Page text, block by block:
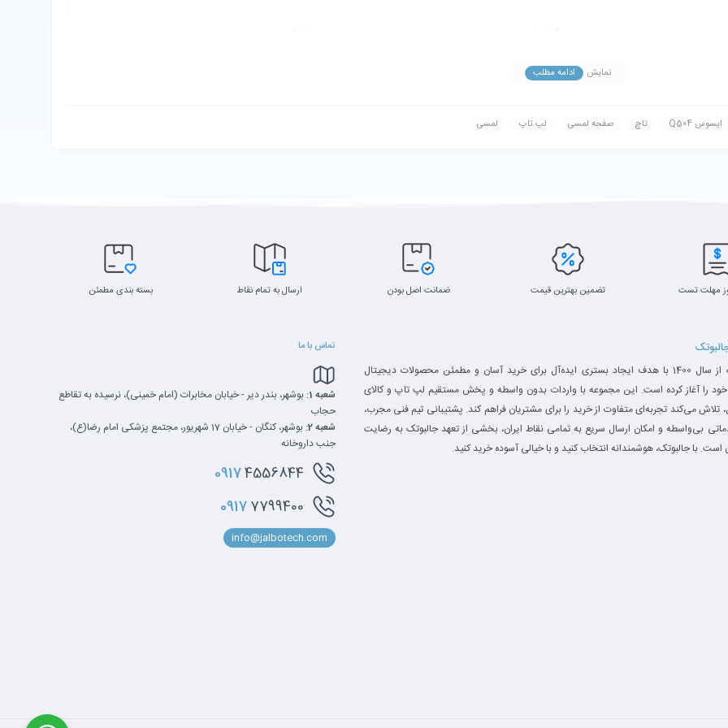
15.6″ Full HD (1920×1080) — نوع پنل بسته به SKU TN یا IPS
حدود 2.17 کیلوگرم
نمایش ادامه مطلب
ایسوس Q504 تاچ صفحه لمسی لپ تاپ لمسی
مهلت تست تضمین بهترین قیمت ضمانت اصل بودن ارسال به تمام نقاط بسته بندی مطمئن
جالبوتک از سال 1400 با هدف ایجاد بستری ایده‌آل برای خرید آسان و مطمئن محصولات دیجیتال
را آغاز کرده است. این مجموعه با واردات بدون واسطه و پخش مستقیم لپ تاپ و کالای
تلاش می‌کند تجربه‌ای متفاوت از خرید را برای مشتریان فراهم کند. پشتیبانی تیم فنی مجرب،
بی‌واسطه و امکان ارسال سریع به تمامی نقاط ایران، بخشی از تعهد جالبوتک به رضایت
است. با جالبوتک، هوشمندانه انتخاب کنید و با خیالی آسوده خرید کنید.
تماس با ما
شعبه 1:
بوشهر، بندر دیر - خیابان مخابرات (امام خمینی)، نرسیده به تقاطع
حجاب
شعبه 2:
بوشهر، کنگان - خیابان 17 شهریور، مجتمع پزشکی امام رضا(ع)،
جنب داروخانه
09174556844
09177799400
info@jalbotech.com